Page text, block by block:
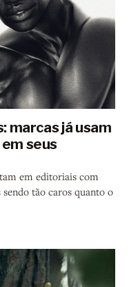
marcas já usam
seus
em editoriais com
tão caros quanto o